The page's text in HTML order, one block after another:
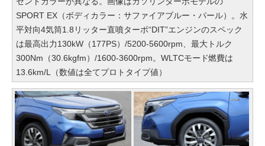
SPORT EX（ボディカラー：サファイアブルー・パール）。水
平対向4気筒1.8リッター直噴ターボ“DIT”エンジンのスペック
は最高出力130kW（177PS）/5200-5600rpm、最大トルク
300Nm（30.6kgfm）/1600-3600rpm。WLTCモード燃費は
13.6km/L（数値は全てプロトタイプ値）